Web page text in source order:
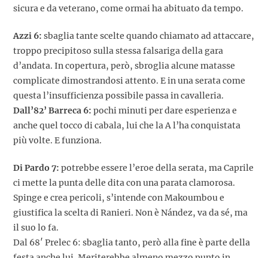
sicura e da veterano, come ormai ha abituato da tempo.
Azzi 6: sbaglia tante scelte quando chiamato ad attaccare,
troppo precipitoso sulla stessa falsariga della gara
d’andata. In copertura, però, sbroglia alcune matasse
complicate dimostrandosi attento. E in una serata come
questa l’insufficienza possibile passa in cavalleria.
Dall’82’ Barreca 6: pochi minuti per dare esperienza e
anche quel tocco di cabala, lui che la A l’ha conquistata
più volte. E funziona.
Di Pardo 7: potrebbe essere l’eroe della serata, ma Caprile
ci mette la punta delle dita con una parata clamorosa.
Spinge e crea pericoli, s’intende con Makoumbou e
giustifica la scelta di Ranieri. Non è Nández, va da sé, ma
il suo lo fa.
Dal 68′ Prelec 6: sbaglia tanto, però alla fine è parte della